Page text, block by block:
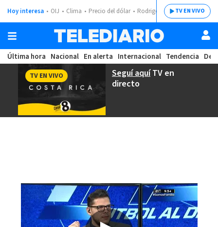
Hoy interesa OIJ Clima Precio del dólar Rodrigo ChavesTV EN VIVO
Última hora Nacional En alerta Internacional Tendencia
Seguí aquíTV en
directo
TV EN VIVO